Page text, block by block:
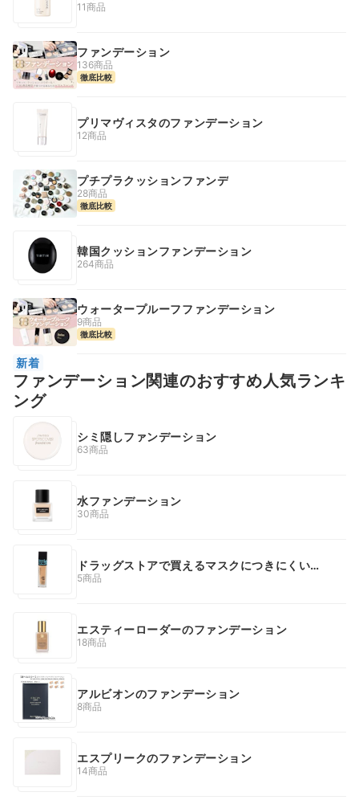
11商品
ファンデーション
136商品
徹底比較
プリマヴィスタのファンデーション
12商品
プチプラクッションファンデ
28商品
徹底比較
韓国クッションファンデーション
264商品
ウォータープルーフファンデーション
9商品
徹底比較
新着
ファンデーション関連のおすすめ人気ランキ
ング
シミ隠しファンデーション
63商品
水ファンデーション
30商品
ドラッグストアで買えるマスクにつきにくいフ
ァンデーション
5商品
エスティーローダーのファンデーション
18商品
アルビオンのファンデーション
8商品
エスプリークのファンデーション
14商品